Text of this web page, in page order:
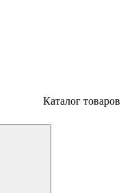
Каталог товаров